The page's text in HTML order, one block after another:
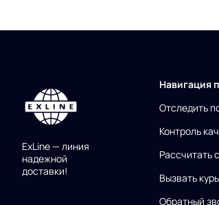
ExLine — линия
надежной
доставки!
Навигация
Отследить
Контроль
Рассчитать
Вызвать
Обратный